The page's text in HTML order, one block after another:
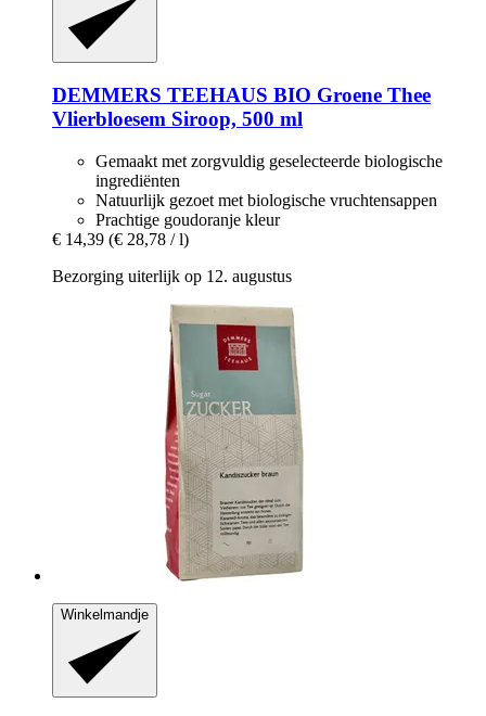
DEMMERS TEEHAUS BIO Groene Thee
Vlierbloesem Siroop, 500 ml
Gemaakt met zorgvuldig geselecteerde biologische
ingrediënten
Natuurlijk gezoet met biologische vruchtensappen
Prachtige goudoranje kleur
€ 14,39 (€ 28,78 / l)
Bezorging uiterlijk op 12. augustus
Winkelmandje